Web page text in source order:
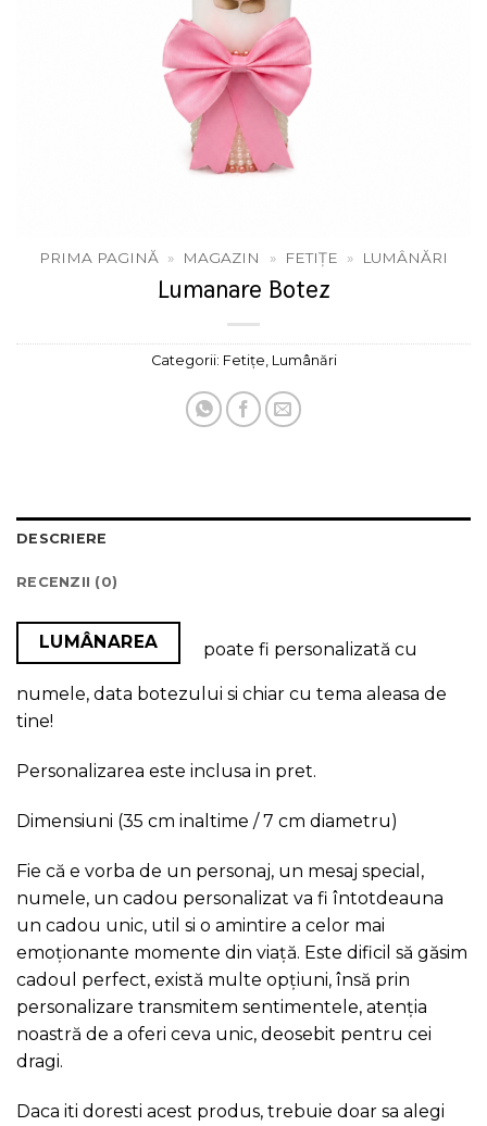
PRIMA PAGINĂ » MAGAZIN » FETIȚE » LUMÂNĂRI
Lumanare Botez
Categorii: Fetițe, Lumânări
DESCRIERE
RECENZII (0)
LUMÂNAREA poate fi personalizată cu
numele, data botezului si chiar cu tema aleasa de
tine!
Personalizarea este inclusa in pret.
Dimensiuni (35 cm inaltime / 7 cm diametru)
Fie că e vorba de un personaj, un mesaj special,
numele, un cadou personalizat va fi întotdeauna
un cadou unic, util si o amintire a celor mai
emoționante momente din viață. Este dificil să găsim
cadoul perfect, există multe opțiuni, însă prin
personalizare transmitem sentimentele, atenția
noastră de a oferi ceva unic, deosebit pentru cei
dragi.
Daca iti doresti acest produs, trebuie doar sa alegi